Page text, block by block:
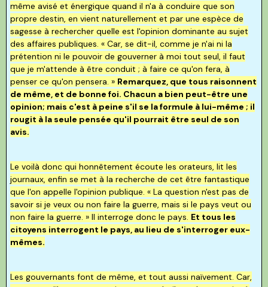
même avisé et énergique quand il n'a à conduire que son
propre destin, en vient naturellement et par une espèce de
sagesse à rechercher quelle est l'opinion dominante au sujet
des affaires publiques. « Car, se dit-il, comme je n'ai ni la
prétention ni le pouvoir de gouverner à moi tout seul, il faut
que je m'attende à être conduit ; à faire ce qu'on fera, à
penser ce qu'on pensera. » Remarquez, que tous raisonnent
de même, et de bonne foi. Chacun a bien peut-être une
opinion; mais c'est à peine s'il se la formule à lui-même ; il
rougit à la seule pensée qu'il pourrait être seul de son
avis.
Le voilà donc qui honnêtement écoute les orateurs, lit les
journaux, enfin se met à la recherche de cet être fantastique
que l'on appelle l'opinion publique. « La question n'est pas de
savoir si je veux ou non faire la guerre, mais si le pays veut ou
non faire la guerre. » Il interroge donc le pays. Et tous les
citoyens interrogent le pays, au lieu de s'interroger eux-
mêmes.
Les gouvernants font de même, et tout aussi naïvement. Car,